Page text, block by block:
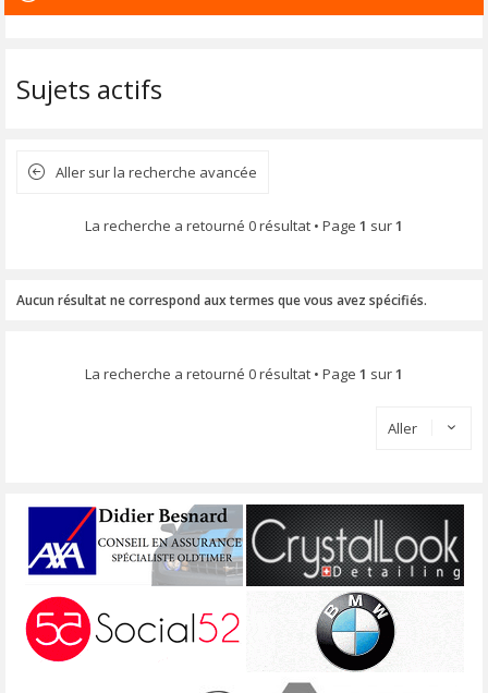
Sujets actifs
Aller sur la recherche avancée
La recherche a retourné 0 résultat • Page 1 sur1
Aucun résultat ne correspond aux termes que vous avez spécifiés.
La recherche a retourné 0 résultat • Page 1 sur1
Aller